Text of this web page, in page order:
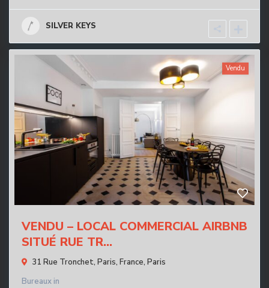
SILVER KEYS
Vendu
VENDU – LOCAL COMMERCIAL AIRBNB
SITUÉ RUE TR...
31 Rue Tronchet, Paris, France, Paris
Bureaux in